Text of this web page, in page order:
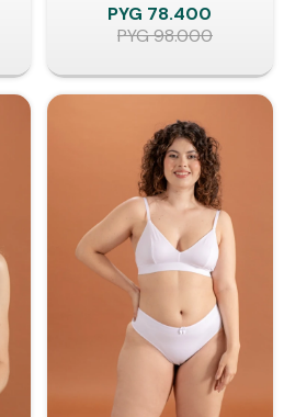
PYG 78.400
PYG98.000